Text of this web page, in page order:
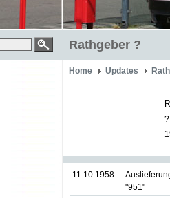
Rathgeber ?
Home Updates
?
11.10.1958
"951"